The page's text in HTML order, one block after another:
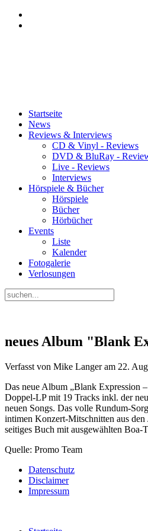
Startseite
News
Reviews & Interviews
CD & Vinyl - Reviews
DVD & BluRay -
Live - Reviews
Interviews
Hörspiele & Bücher
Hörspiele
Bücher
Hörbücher
Events
Liste
Kalender
Fotogalerie
Verlosungen
neues Album "Blank
Verfasst von Mike Langer am 22.
Das neue Album „Blank Expression
Doppel-LP mit 19 Tracks inkl. der
neuen Songs. Das volle Rundum-
intimen Konzert-Mitschnitten aus
seitiges Buch mit ausgewählten Boa-
Quelle: Promo Team
Datenschutz
Disclaimer
Impressum